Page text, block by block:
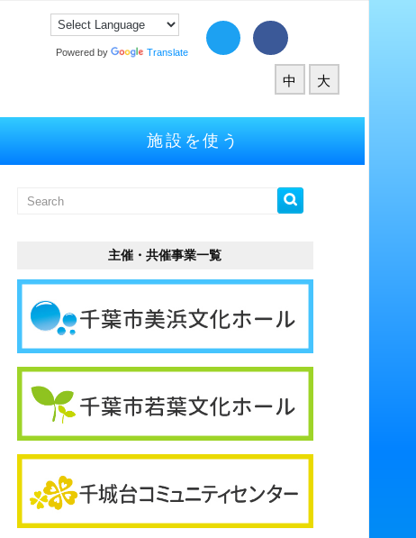
Powered by Translate
中 大
施設を使う
主催・共催事業一覧